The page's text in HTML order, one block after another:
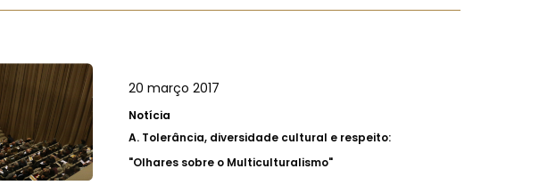
20 março 2017
Notícia
A. Tolerância, diversidade cultural e respeito:
"Olhares sobre o Multiculturalismo"